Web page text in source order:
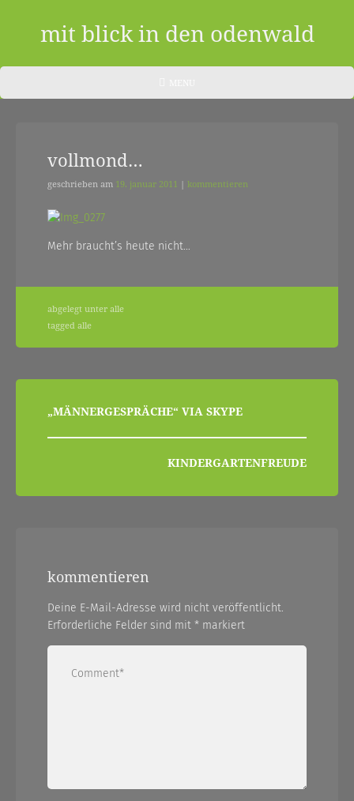
mit blick in den odenwald
blog
dem
odenwald
zwischendurch
nebenher…
vollmond…
geschrieben am 19. januar 2011 | kommentieren
Mehr braucht’s heute nicht…
abgelegt unter alle
tagged alle
beitragsnavigation
„MÄNNERGESPRÄCHE“ VIA SKYPE
KINDERGARTENFREUDE
kommentieren
Deine E-Mail-Adresse wird nicht veröffentlicht.
Erforderliche Felder sind mit * markiert